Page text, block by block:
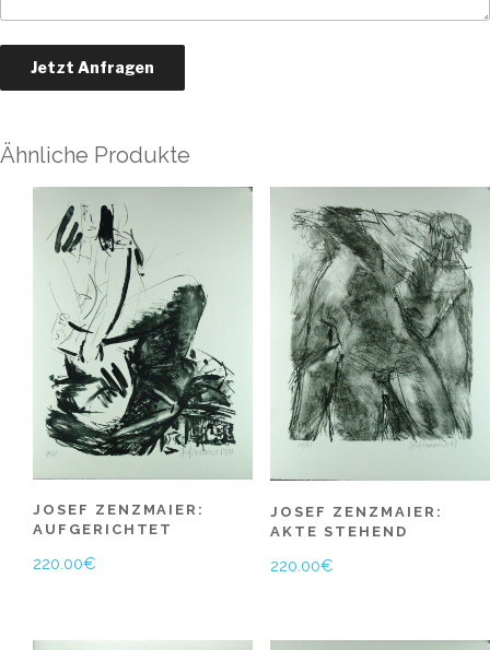
Ähnliche Produkte
JOSEF ZENZMAIER:
AUFGERICHTET
220.00€
JOSEF ZENZMAIER:
AKTE STEHEND
220.00€